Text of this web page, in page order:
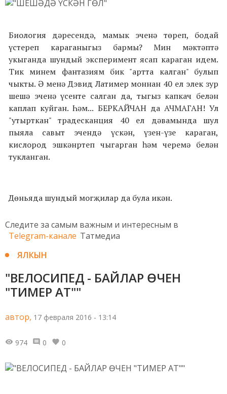
Биология дәресендә, мамык эченә төреп, бодай
үстереп караганыгыз бармы? Мин мәктәптә
укыганда шундый эксперимент ясап караган идем.
Тик минем фантазиям бик "артта калган" булып
чыкты. Ә менә Дэвид Латимер моннан 40 ел элек зур
шешә эченә үсенте салган да, тыгыз капкач белән
каплап куйган. Һәм... БЕРКАЙЧАН да АЧМАГАН! Ул
"утырткан" традесканция 40 ел дәвамында шул
пыяла савыт эчендә үскән, үзен-үзе караган,
кислород эшкәнртеп чыгарган һәм черемә белән
тукланган.
Дөньяда шундый могҗилар да була икән.
Следите за самым важным и интересным в
Telegram-канале Татмедиа
ЯЛКЫН
"ВЕЛОСИПЕД - БАЙЛАР ӨЧЕН
"ТИМЕР АТ""
автор, 17 февраля 2016 - 13:14
974 0 0